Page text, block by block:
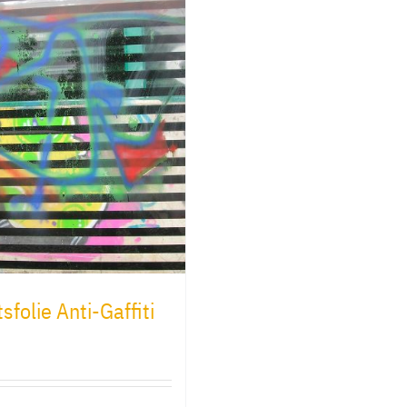
Anti-Gaffiti